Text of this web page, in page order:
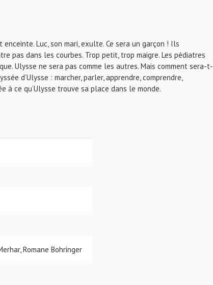
Luc, son mari, exulte. Ce sera un garçon ! Ils
pas dans les courbes. Trop petit, trop maigre. Les pédiatres
Ulysse ne sera pas comme les autres. Mais comment sera-t-
d’Ulysse : marcher, parler, apprendre, comprendre,
à ce qu’Ulysse trouve sa place dans le monde.
Romane Bohringer